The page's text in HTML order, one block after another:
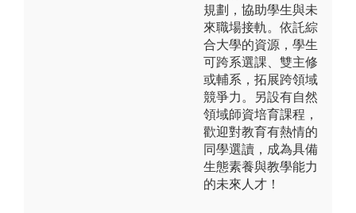
規劃，協助學生與未
來職場接軌。依託綜
合大學的資源，學生
可跨系選課、雙主修
或輔系，拓展跨領域
競爭力。另設有自然
領域師資培育課程，
歡迎對教育有熱情的
同學選讀，成為具備
生態素養與教學能力
的未來人才！